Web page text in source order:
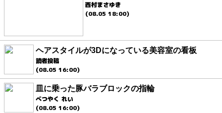
西村まさゆき
(08.05 18:00)
ヘアスタイルが3Dになっている美容室の看板
読者投稿
(08.05 16:00)
皿に乗った豚バラブロックの指輪
べつやく れい
(08.05 16:00)